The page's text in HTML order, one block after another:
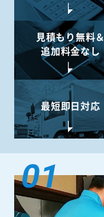
見積もり無料＆
追加料金なし
最短即日対応